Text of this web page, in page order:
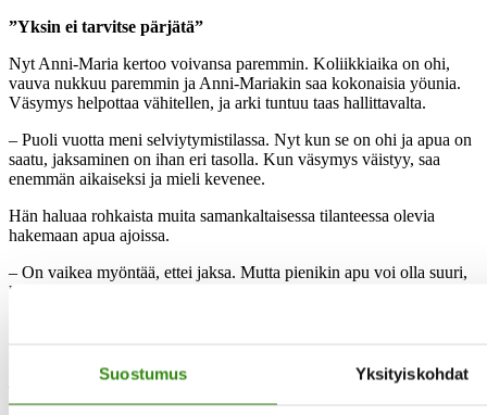
Suostumus Yksityiskohdat
”Yksin ei tarvitse pärjätä”
Nyt Anni-Maria kertoo voivansa paremmin. Koliikkiaika on ohi,
vauva nukkuu paremmin ja Anni-Mariakin saa kokonaisia yöunia.
Väsymys helpottaa vähitellen, ja arki tuntuu taas hallittavalta.
– Puoli vuotta meni selviytymistilassa. Nyt kun se on ohi ja apua on
saatu, jaksaminen on ihan eri tasolla. Kun väsymys väistyy, saa
enemmän aikaiseksi ja mieli kevenee.
Hän haluaa rohkaista muita samankaltaisessa tilanteessa olevia
hakemaan apua ajoissa.
– On vaikea myöntää, ettei jaksa. Mutta pienikin apu voi olla suuri,
kun se tulee oikeaan aikaan. Se voi avata isoja solmuja.
– Kannattaa kuunnella puolisoa, neuvolaa tai muita, jotka katsovat
tilannetta ulkopuolelta. He voivat huomata tarpeen ennen kuin itse